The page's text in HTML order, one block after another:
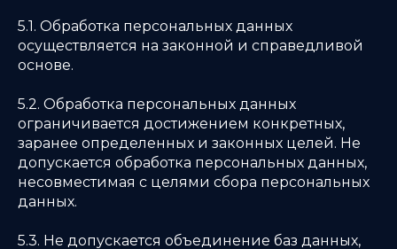
5.1. Обработка персональных данных
осуществляется на законной и справедливой
основе.
5.2. Обработка персональных данных
ограничивается достижением конкретных,
заранее определенных и законных целей. Не
допускается обработка персональных данных,
несовместимая с целями сбора персональных
данных.
5.3. Не допускается объединение баз данных,